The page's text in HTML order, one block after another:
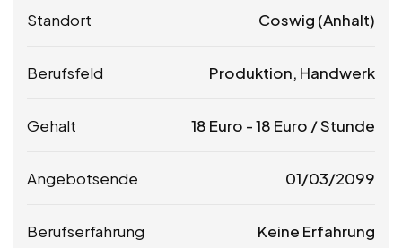
Standort Coswig (Anhalt)
Berufsfeld Produktion, Handwerk
Gehalt 18 Euro -18 Euro / Stunde
Angebotsende 01/03/2099
Berufserfahrung Keine Erfahrung